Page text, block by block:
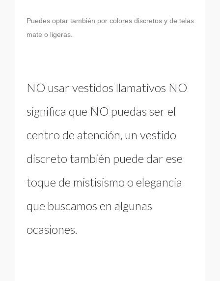
Puedes optar también por colores discretos y de telas
mate o ligeras.
NO usar vestidos llamativos NO
significa que NO puedas ser el
centro de atención, un vestido
discreto también puede dar ese
toque de mistisismo o elegancia
que buscamos en algunas
ocasiones.